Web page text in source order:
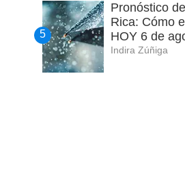
Pronóstico
Rica: Cómo
HOY 6 de
Indira Zúñiga